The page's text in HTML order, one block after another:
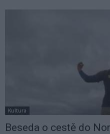
Kultura
Beseda o cestě do